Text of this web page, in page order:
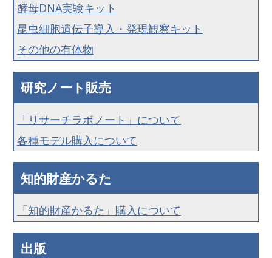
酵母DNA実験キット
昆虫細胞遺伝子導入・発現観察キット
その他の有体物
研究ノート販売
「リサーチラボノート」について
各種モデル購入について
知的財産かるた
「知的財産かるた」購入について
出版